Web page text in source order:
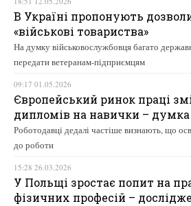
В Україні пропонують
«військові товариства»
На думку військовослужбовця багато
передати ветеранам-підприємцям
09:17 01.05.2026
Європейський ринок праці
дипломів на навички – думка
Роботодавці дедалі частіше визнають, що
до роботи
15:28 26.03.2026
У Польщі зростає попит на
фізичних професій –